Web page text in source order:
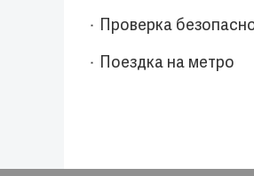
Проверка
Поездка на метро